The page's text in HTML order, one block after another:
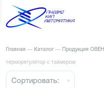
Главная — Каталог — Продукция ОВЕН
терморегулятор с таймером
Сортировать: